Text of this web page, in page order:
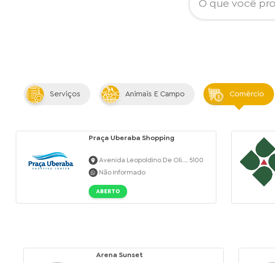
Serviços Animais E Campo Comércio
Praça Uberaba Shopping
Avenida Leopoldino De Oli..., 5100
Não Informado
ABERTO
Arena Sunset